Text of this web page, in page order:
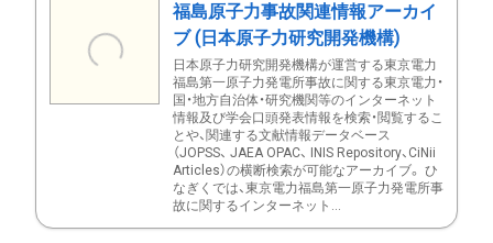
福島原子力事故関連情報アーカイ
ブ (日本原子力研究開発機構)
日本原子力研究開発機構が運営する東京電力
福島第一原子力発電所事故に関する東京電力・
国・地方自治体・研究機関等のインターネット
情報及び学会口頭発表情報を検索・閲覧するこ
とや、関連する文献情報データベース
（JOPSS、 JAEA OPAC、 INIS Repository、CiNii
Articles）の横断検索が可能なアーカイブ。 ひ
なぎくでは、東京電力福島第一原子力発電所事
故に関するインターネット...